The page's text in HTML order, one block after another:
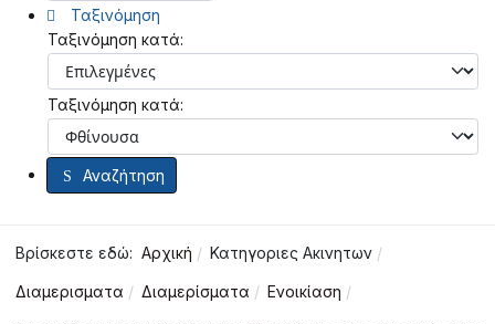
Ταξινόμηση
Ταξινόμηση κατά:
Ταξινόμηση κατά:
Αναζήτηση
Βρίσκεστε εδώ: Αρχική Κατηγοριες Ακινητων
Διαμερισματα Διαμερίσματα Ενοικίαση